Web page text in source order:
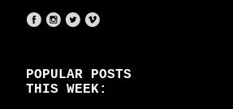
POPULAR POSTS
THIS WEEK: